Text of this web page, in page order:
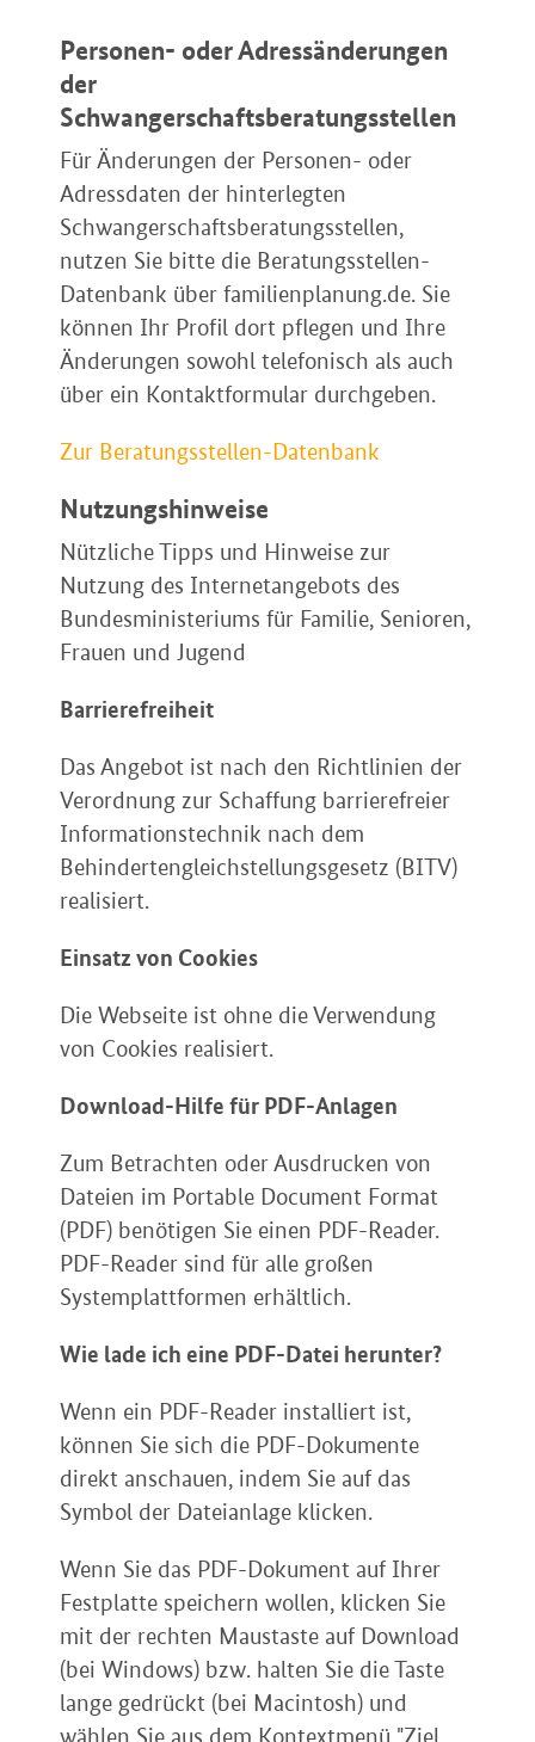
Personen- oder Adressänderungen
der
Schwangerschaftsberatungsstellen
Für Änderungen der Personen- oder
Adressdaten der hinterlegten
Schwangerschaftsberatungsstellen,
nutzen Sie bitte die Beratungsstellen-
Datenbank über familienplanung.de. Sie
können Ihr Profil dort pflegen und Ihre
Änderungen sowohl telefonisch als auch
über ein Kontaktformular durchgeben.
Zur Beratungsstellen-Datenbank
Nutzungshinweise
Nützliche Tipps und Hinweise zur
Nutzung des Internetangebots des
Bundesministeriums für Familie, Senioren,
Frauen und Jugend
Barrierefreiheit
Das Angebot ist nach den Richtlinien der
Verordnung zur Schaffung barrierefreier
Informationstechnik nach dem
Behindertengleichstellungsgesetz (BITV)
realisiert.
Einsatz von Cookies
Die Webseite ist ohne die Verwendung
von Cookies realisiert.
Download-Hilfe für PDF-Anlagen
Zum Betrachten oder Ausdrucken von
Dateien im Portable Document Format
(PDF) benötigen Sie einen PDF-Reader.
PDF-Reader sind für alle großen
Systemplattformen erhältlich.
Wie lade ich eine PDF-Datei herunter?
Wenn ein PDF-Reader installiert ist,
können Sie sich die PDF-Dokumente
direkt anschauen, indem Sie auf das
Symbol der Dateianlage klicken.
Wenn Sie das PDF-Dokument auf Ihrer
Festplatte speichern wollen, klicken Sie
mit der rechten Maustaste auf Download
(bei Windows) bzw. halten Sie die Taste
lange gedrückt (bei Macintosh) und